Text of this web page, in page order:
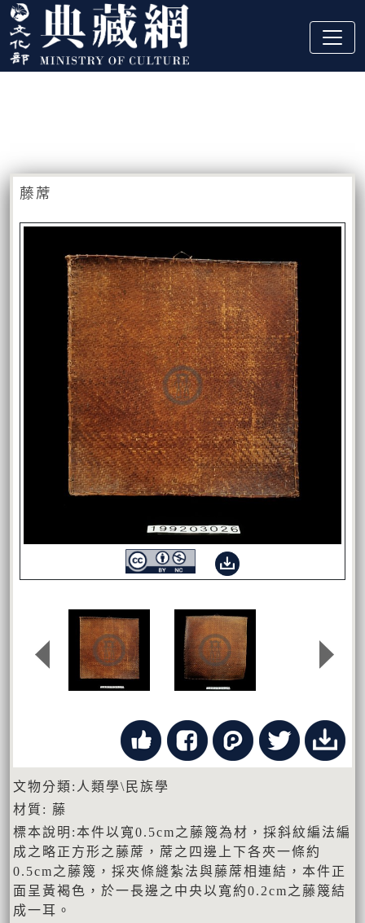
跳到主要內容
:::
藤蓆
文物分類:人類學\民族學
材質: 藤
標本說明:本件以寬0.5cm之藤篾為材，採斜紋編法編
成之略正方形之藤蓆，蓆之四邊上下各夾一條約
0.5cm之藤篾，採夾條縫紮法與藤蓆相連結，本件正
面呈黃褐色，於一長邊之中央以寬約0.2cm之藤篾結
成一耳。